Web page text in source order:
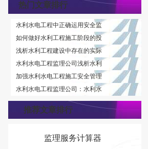
热门文章排行
水利水电工程中正确运用安全监
如何做好水利工程施工阶段的投
浅析水利工程建设中存在的实际
水利水电工程监理公司浅析水利
加强水利水电工程施工安全管理
水利水电工程监理公司：水利水
推荐文章排行
监理服务计算器